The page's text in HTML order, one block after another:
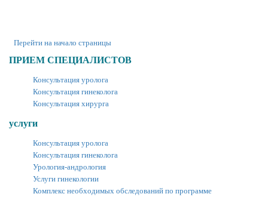
Перейти на начало страницы
ПРИЕМ СПЕЦИАЛИСТОВ
Консультация уролога
Консультация гинеколога
Консультация хирурга
услуги
Консультация уролога
Консультация гинеколога
Урология-андрология
Услуги гинекологии
Комплекс необходимых обследований по программе